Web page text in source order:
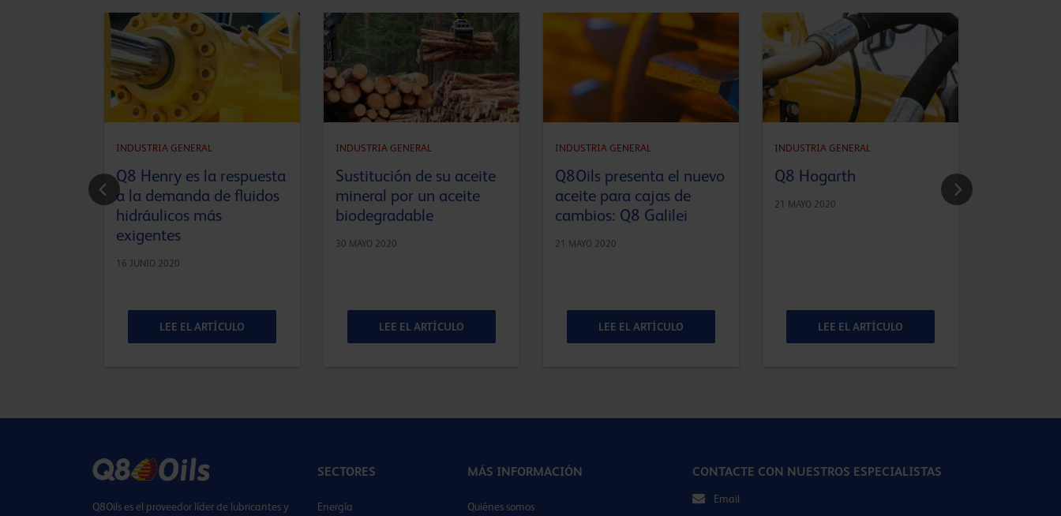
INDUSTRIA GENERAL
Q8 Henry es la respuesta
a la demanda de fluidos
hidráulicos más
exigentes
16 JUNIO 2020
LEE EL ARTÍCULO
INDUSTRIA GENERAL
Sustitución de su aceite
mineral por un aceite
biodegradable
30 MAYO 2020
LEE EL ARTÍCULO
INDUSTRIA GENERAL
Q8Oils presenta el nuevo
aceite para cajas de
cambios: Q8 Galilei
21 MAYO 2020
LEE EL ARTÍCULO
INDUSTRIA GENERAL
Q8 Hogarth
21 MAYO 2020
LEE EL ARTÍCULO
Q8Oils es el proveedor líder de lubricantes y
SECTORES
Energía
MÁS INFORMACIÓN
Quiénes somos
CONTACTE CON NUESTROS ESPECIALISTAS
Email